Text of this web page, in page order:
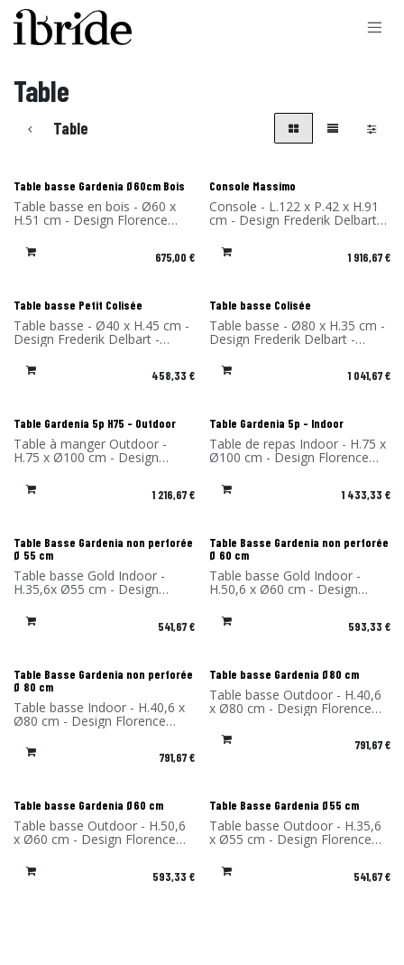
Se rendre au contenu
Table
Table
Table basse Gardenia Ø60cm Bois
Table basse en bois - Ø60 x
H.51 cm - Design Florence
Bourel - Matériau: Chêne -
Fabriqué en France
675,00 €
Nouveau !
Console Massimo
Console - L.122 x P.42 x H.91
cm - Design Frederik Delbart -
Matériaux: Chêne massif et
FENIX® - Fabriqué en France
1 916,67€
Nouveau !
Table basse Petit Colisée
Table basse - Ø40 x H.45 cm -
Design Frederik Delbart -
Matériaux: Chêne massif et
FENIX® - Fabriqué en France
458,33 €
Nouveau !
Table basse Colisée
Table basse - Ø80 x H.35 cm -
Design Frederik Delbart -
Matériaux: Chêne massif et
FENIX® - Fabriqué en France
1 041,67€
Table Gardenia 5p H75 - Outdoor
Table à manger Outdoor -
H.75 x Ø100 cm - Design
Florence Bourel - Matériau:
Stratifié compact - Fabriqué en
France 1 216,67€
Table Gardenia 5p - Indoor
Table de repas Indoor - H.75 x
Ø100 cm - Design Florence
Bourel - Matériaux: Plateau en
Fénix et pieds en stratifié
compact - Fabriqué en France
1 433,33 €
Table Basse Gardenia non perforée
Ø 55 cm
Table basse Gold Indoor -
H.35,6x Ø55 cm - Design
Florence Bourel - Matériau:
Stratifié massif - Fabriqué en
France 541,67€
Table Basse Gardenia non perforée
Ø 60 cm
Table basse Gold Indoor -
H.50,6 x Ø60 cm - Design
Florence Bourel - Matériau:
Stratifié massif - Fabriqué en
France 593,33 €
Table Basse Gardenia non perforée
Ø 80 cm
Table basse Indoor - H.40,6 x
Ø80 cm - Design Florence
Bourel - Matériau: Stratifié
massif - Fabriqué en France
791,67€
Table basse Gardenia Ø80 cm
Table basse Outdoor - H.40,6
x Ø80 cm - Design Florence
Bourel - Matériau: Stratifié
massif - Fabriqué en France
791,67€
Table basse Gardenia Ø60 cm
Table basse Outdoor - H.50,6
x Ø60 cm - Design Florence
Bourel - Matériau: Stratifié
massif - Fabriqué en France
593,33 €
Table Basse Gardenia Ø55 cm
Table basse Outdoor - H.35,6
x Ø55 cm - Design Florence
Bourel - Matériau: Stratifié
massif - Fabriqué en France
541,67€